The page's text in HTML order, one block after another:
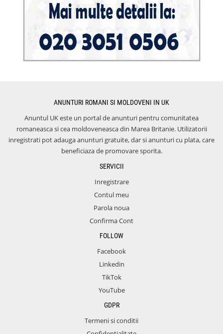
ANUNTURI ROMANI SI MOLDOVENI IN UK
Anuntul UK este un portal de anunturi pentru comunitatea
romaneasca si cea moldoveneasca din Marea Britanie. Utilizatorii
inregistrati pot adauga anunturi gratuite, dar si anunturi cu plata, care
beneficiaza de promovare sporita.
SERVICII
Inregistrare
Contul meu
Parola noua
Confirma Cont
FOLLOW
Facebook
Linkedin
TikTok
YouTube
GDPR
Termeni si conditii